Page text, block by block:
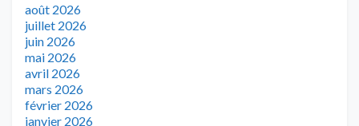
août 2026
juillet 2026
juin 2026
mai 2026
avril 2026
mars 2026
février 2026
janvier 2026